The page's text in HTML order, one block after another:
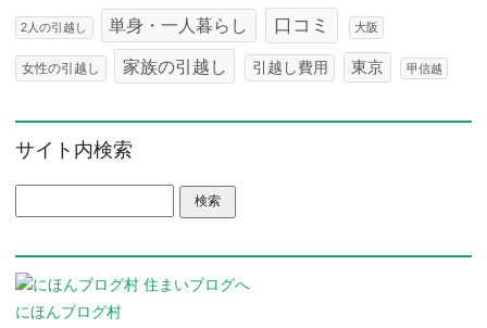
2人の引越し 単身・一人暮らし 口コミ 大阪
女性の引越し 家族の引越し 引越し費用 東京 甲信越
サイト内検索
にほんブログ村